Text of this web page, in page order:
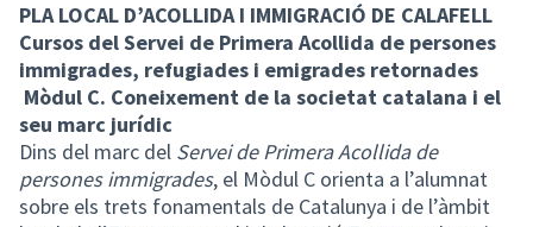
PLA LOCAL D’ACOLLIDA I IMMIGRACIÓ DE CALAFELL
Cursos del Servei de Primera Acollida de persones
immigrades, refugiades i emigrades retornades
Mòdul C. Coneixement de la societat catalana i el
seu marc jurídic
Dins del marc del Servei de Primera Acollida de
persones immigrades, el Mòdul C orienta a l’alumnat
sobre els trets fonamentals de Catalunya i de l’àmbit